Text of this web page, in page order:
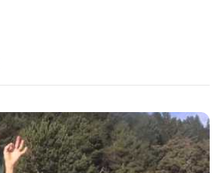
certaines
fonctionnalités
disparaîtront
du site Web.